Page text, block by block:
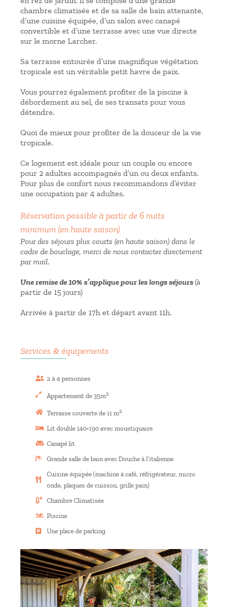
chambre climatisée et de sa salle de bain attenante,
d’une cuisine équipée, d’un salon avec canapé
convertible et d’une terrasse avec une vue directe
sur le morne Larcher.
Sa terrasse entourée d’une magnifique végétation
tropicale est un véritable petit havre de paix.
Vous pourrez également profiter de la piscine à
débordement au sel, de ses transats pour vous
détendre.
Quoi de mieux pour profiter de la douceur de la vie
tropicale.
Ce logement est idéale pour un couple ou encore
pour 2 adultes accompagnés d’un ou deux enfants.
Pour plus de confort nous recommandons d’éviter
une occupation par 4 adultes.
Réservation possible à partir de 6 nuits
minimum (en haute saison)
Pour des séjours plus courts (en haute saison) dans le
cadre de bouclage, merci de nous contacter directement
par mail.
Une remise de 10% s’applique pour les longs séjours(à
partir de 15 jours)
Arrivée à partir de 17h et départ avant 11h.
Services & équipements
2 à 4 personnes
Appartement de 35m2
Terrasse couverte de 11 m2
Lit double 140×190 avec moustiquaire
Canapé lit
Grande salle de bain avec Douche à l’italienne
Cuisine équipée (machine à café, réfrigérateur, micro
onde, plaques de cuisson, grille pain)
Chambre Climatisée
Piscine
Une place de parking